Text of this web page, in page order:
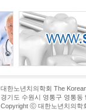
대한노년치의학회 The
경기도 수원시 영통구 영통
Copyright ⓒ 대한노년치의학